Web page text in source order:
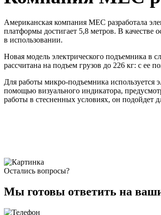
Американская компания MEC разработала
платформы достигает 5,8 метров. В
в использовании.
Новая модель электрического подъемника в
рассчитана на подъем грузов до 226 кг: с ее
Для работы микро-подъемника используется
помощью визуального индикатора,
работы в стесненных условиях, он подойдет
Остались вопросы?
Мы готовы ответить на